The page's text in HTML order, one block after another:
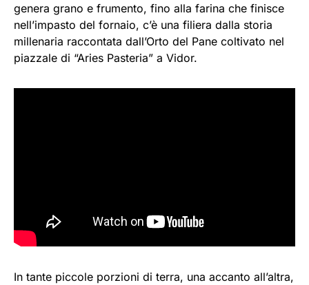
genera grano e frumento, fino alla farina che finisce
nell’impasto del fornaio, c’è una filiera dalla storia
millenaria raccontata dall’Orto del Pane coltivato nel
piazzale di “Aries Pasteria” a Vidor.
In tante piccole porzioni di terra, una accanto all’altra,